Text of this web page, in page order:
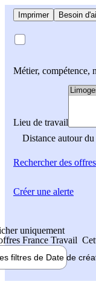
Imprimer Besoin
Métier, compétence,
Lieu de travail
Distance autour
Rechercherdes offres
uniquement
France Travail
filtres de Date de
Créer une alerte